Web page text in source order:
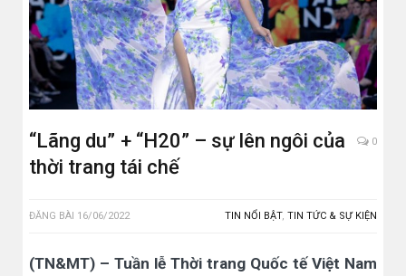
“Lãng du” + “H20” – sự lên ngôi của
thời trang tái chế
0
ĐĂNG BÀI 16/06/2022 TIN NỔI BẬT, TIN TỨC & SỰ KIỆN
(TN&MT) – Tuần lễ Thời trang Quốc tế Việt Nam